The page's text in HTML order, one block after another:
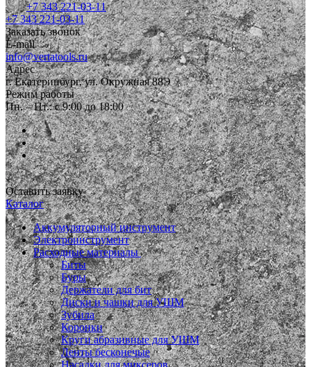
+7 343 221-03-11
+7 343 221-03-11
Заказать звонок
E-mail
info@vertatools.ru
Адрес
г. Екатеринбург, ул. Окружная 88Э
Режим работы
Пн. – Пт.: с 9:00 до 18:00
Оставить заявку
Каталог
Аккумуляторный инструмент
Электроинструмент
Расходные материалы
Биты
Буры
Держатели для бит
Диски и чашки для УШМ
Зубила
Коронки
Круги абразивные для УШМ
Ленты бесконечые
Насадки для миксеров